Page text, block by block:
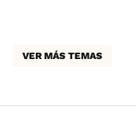
VER MÁS TEMAS